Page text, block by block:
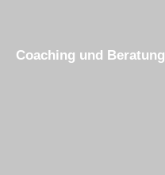
Coaching und Beratung